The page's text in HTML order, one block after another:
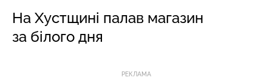
На Хустщині палав магазин
за білого дня
РЕКЛАМА